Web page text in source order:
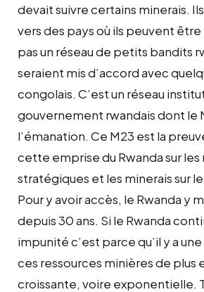
devait suivre certains minerais.
vers des pays où ils peuvent être
pas un réseau de petits bandits
seraient mis d’accord avec
congolais. C’est un réseau
gouvernement rwandais dont le
l’émanation. Ce M23 est la
cette emprise du Rwanda sur les
stratégiques et les minerais sur
Pour y avoir accès, le Rwanda y
depuis 30 ans. Si le Rwanda
impunité c’est parce qu’il y a
ces ressources minières de plus
croissante, voire exponentielle.